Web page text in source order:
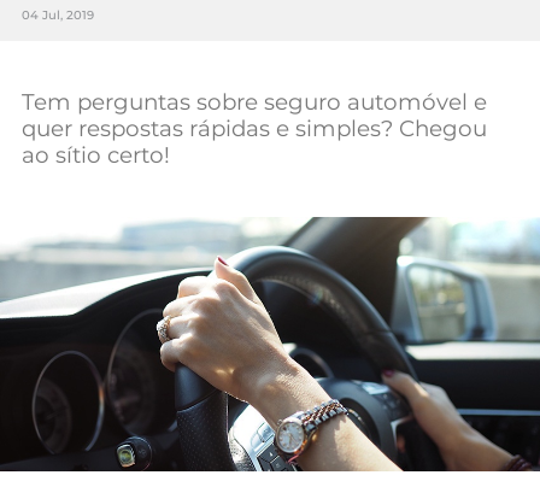
Tecnologia
Negócios
Mundial 2026
04 Jul, 2019
Tem perguntas sobre seguro automóvel e
quer respostas rápidas e simples? Chegou
ao sítio certo!